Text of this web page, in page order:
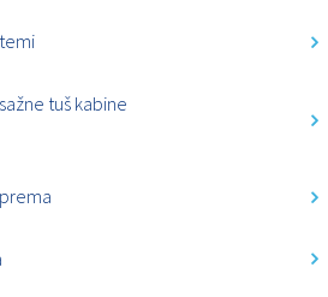
tuš kabine